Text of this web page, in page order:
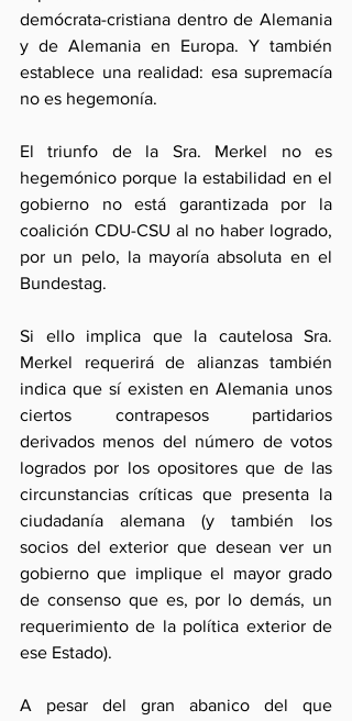
demócrata-cristiana dentro de Alemania
y de Alemania en Europa. Y también
establece una realidad: esa supremacía
no es hegemonía.
El triunfo de la Sra. Merkel no es
hegemónico porque la estabilidad en el
gobierno no está garantizada por la
coalición CDU-CSU al no haber logrado,
por un pelo, la mayoría absoluta en el
Bundestag.
Si ello implica que la cautelosa Sra.
Merkel requerirá de alianzas también
indica que sí existen en Alemania unos
ciertos contrapesos partidarios
derivados menos del número de votos
logrados por los opositores que de las
circunstancias críticas que presenta la
ciudadanía alemana (y también los
socios del exterior que desean ver un
gobierno que implique el mayor grado
de consenso que es, por lo demás, un
requerimiento de la política exterior de
ese Estado).
A pesar del gran abanico del que